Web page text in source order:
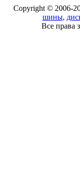
Copyright © 2006-
шины,
Все права